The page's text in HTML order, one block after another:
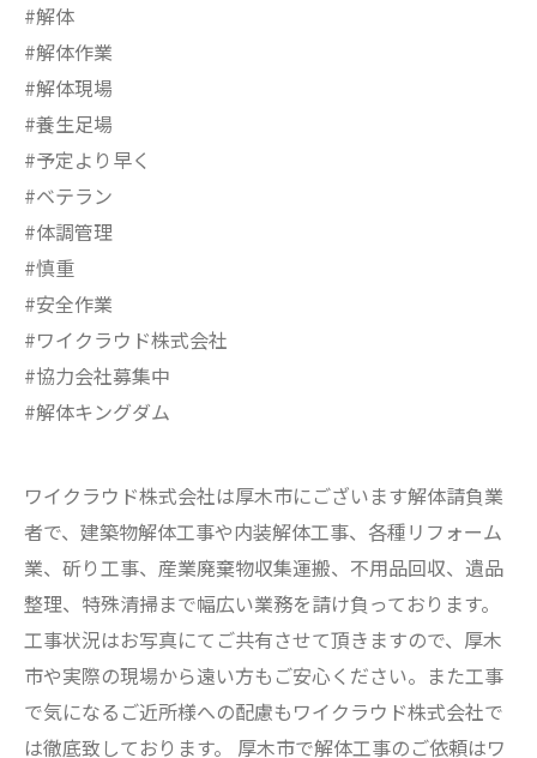
#解体
#解体作業
#解体現場
#養生足場
#予定より早く
#ベテラン
#体調管理
#慎重
#安全作業
#ワイクラウド株式会社
#協力会社募集中
#解体キングダム
ワイクラウド株式会社は厚木市にございます解体請負業
者で、建築物解体工事や内装解体工事、各種リフォーム
業、斫り工事、産業廃棄物収集運搬、不用品回収、遺品
整理、特殊清掃まで幅広い業務を請け負っております。
工事状況はお写真にてご共有させて頂きますので、厚木
市や実際の現場から遠い方もご安心ください。また工事
で気になるご近所様への配慮もワイクラウド株式会社で
は徹底致しております。 厚木市で解体工事のご依頼はワ